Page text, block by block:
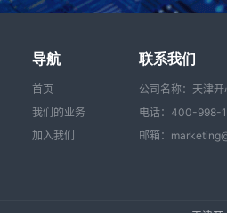
导航
首页
我们的业务
加入我们
联系我们
公司名称：天津
电话：400-998-
邮箱：